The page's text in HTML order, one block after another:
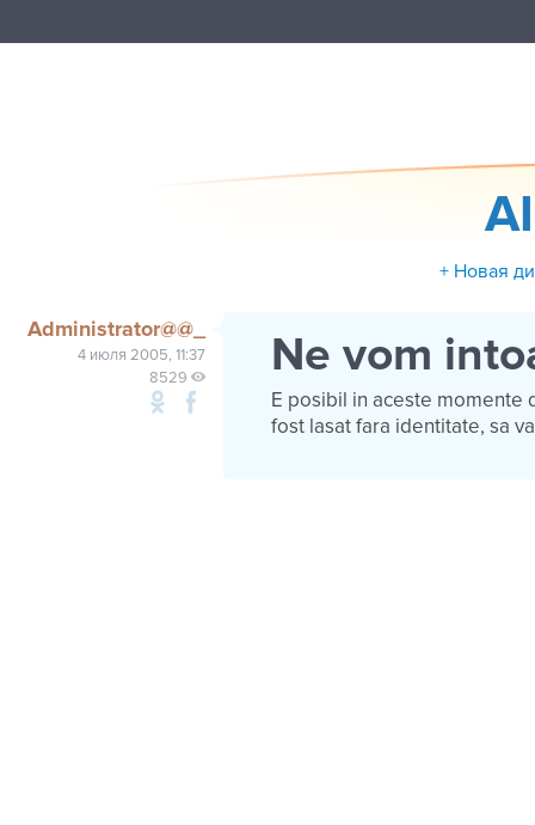
+ Новая
Administrator@@_
4 июля 2005, 11:37
8529
Ne vom
E posibil in aceste
fost lasat fara identitate, sa